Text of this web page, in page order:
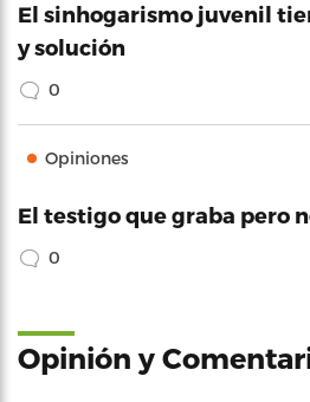
El sinhogarismo juvenil
y solución
0
Opiniones
El testigo que graba pero
0
Opinión y